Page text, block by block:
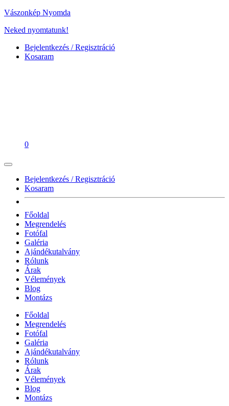
Vászonkép Nyomda
Neked nyomtatunk!
Bejelentkezés / Regisztráció
Kosaram
0
Bejelentkezés / Regisztráció
Kosaram
Főoldal
Megrendelés
Fotófal
Galéria
Ajándékutalvány
Rólunk
Árak
Vélemények
Blog
Montázs
Főoldal
Megrendelés
Fotófal
Galéria
Ajándékutalvány
Rólunk
Árak
Vélemények
Blog
Montázs